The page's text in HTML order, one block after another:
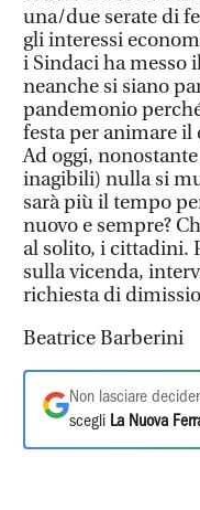
una/due serate di
gli interessi
i Sindaci ha messo
neanche si siano
pandemonio
festa per animare il
Ad oggi,
inagibili) nulla si
sarà più il tempo
nuovo e sempre?
al solito, i cittadini.
sulla vicenda,
richiesta di
Beatrice Barberini
Non lasciare
scegli La Nuova